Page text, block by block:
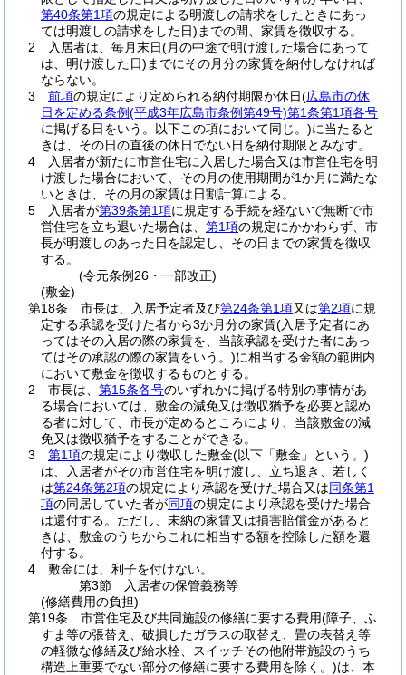
第40条第1項の規定による明渡しの請求をしたときにあっ
ては明渡しの請求をした日) までの間、家賃を徴収する。
2
入居者は、毎月末日(月の中途で明け渡した場合にあって
は、明け渡した日) までにその月分の家賃を納付しなければ
ならない。
3
前項の規定により定められる納付期限が休日(広島市の休
日を定める条例(平成3年広島市条例第49号)第1条第1項各号
に掲げる日をいう。以下この項において同じ。)に当たると
きは、その日の直後の休日でない日を納付期限とみなす。
4
入居者が新たに市営住宅に入居した場合又は市営住宅を明
け渡した場合において、その月の使用期間が1か月に満たな
いときは、その月の家賃は日割計算による。
5
入居者が第39条第1項に規定する手続を経ないで無断で市
営住宅を立ち退いた場合は、 第1項の規定にかかわらず、市
長が明渡しのあった日を認定し、その日までの家賃を徴収
する。
(令元条例26・一部改正)
(敷金)
第18条
市長は、入居予定者及び第24条第1項又は第2項に規
定する承認を受けた者から3か月分の家賃(入居予定者にあ
ってはその入居の際の家賃を、当該承認を受けた者にあっ
てはその承認の際の家賃をいう。)に相当する金額の範囲内
において敷金を徴収するものとする。
2
市長は、 第15条各号のいずれかに掲げる特別の事情があ
る場合においては、敷金の減免又は徴収猶予を必要と認め
る者に対して、市長が定めるところにより、当該敷金の減
免又は徴収猶予をすることができる。
3
第1項の規定により徴収した敷金(以下「敷金」という。)
は、入居者がその市営住宅を明け渡し、立ち退き、若しく
は第24条第2項の規定により承認を受けた場合又は同条第1
項の同居していた者が同項の規定により承認を受けた場合
は還付する。 ただし、未納の家賃又は損害賠償金があると
きは、敷金のうちからこれに相当する額を控除した額を還
付する。
4
敷金には、利子を付けない。
第3節
入居者の保管義務等
(修繕費用の負担)
第19条
市営住宅及び共同施設の修繕に要する費用(障子、ふ
すま等の張替え、破損したガラスの取替え、畳の表替え等
の軽微な修繕及び給水栓、スイッチその他附帯施設のうち
構造上重要でない部分の修繕に要する費用を除く。)は、本